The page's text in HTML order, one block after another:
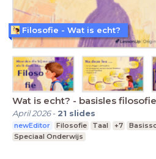
Wat is echt? - basisles filosofie
April 2026- 21 slides
newEditor Filosofie Taal +7
Speciaal Onderwijs
Filosofie - Wat is echt?